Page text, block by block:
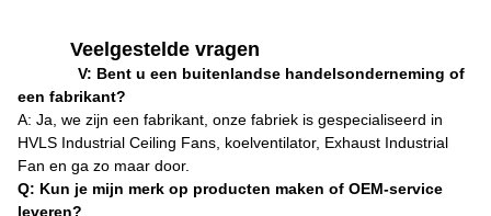
Veelgestelde vragen
V: Bent u een buitenlandse handelsonderneming of
een fabrikant?
A: Ja, we zijn een fabrikant, onze fabriek is gespecialiseerd in
HVLS Industrial Ceiling Fans, koelventilator, Exhaust Industrial
Fan en ga zo maar door.
Q: Kun je mijn merk op producten maken of OEM-service
leveren?